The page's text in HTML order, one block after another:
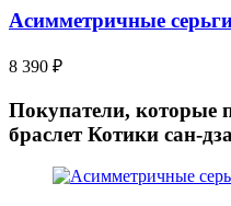
Асимметричные
8 390 ₽
Покупатели, которые
браслет Котики сан-